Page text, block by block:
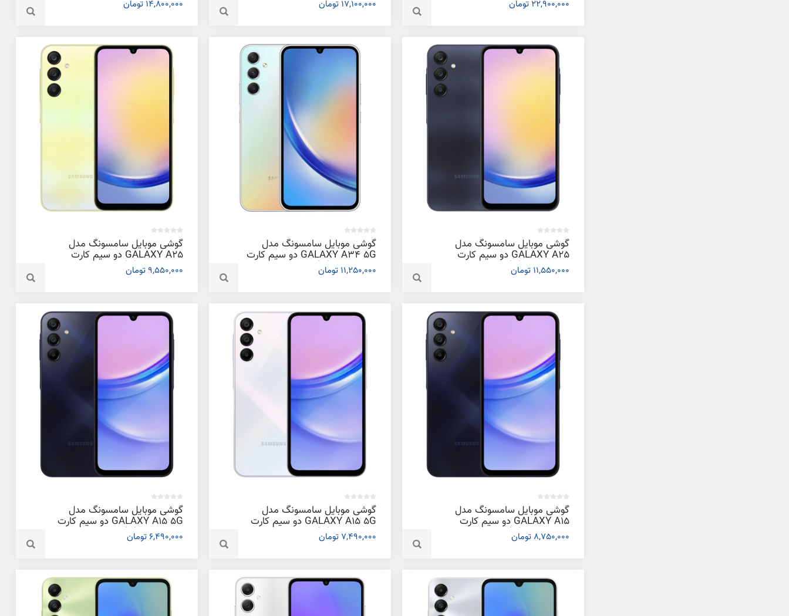
گیگابایت
22,900,000 تومان گیگابایت
17,100,000 تومان گیگابایت
14,800,000 تومان
گوشی موبایل سامسونگ مدل
GALAXY A25 دو سیم کارت
گیگابایت
11,550,000 تومان
گوشی موبایل سامسونگ مدل
GALAXY A34 5G دو سیم کارت
ظرفیت 128 گیگابایت و رم 8
گیگابایت
11,250,000 تومان
گوشی موبایل سامسونگ مدل
GALAXY A25 دو سیم کارت
گیگابایت
9,550,000 تومان
گوشی موبایل سامسونگ مدل
GALAXY A15 دو سیم کارت
گیگابایت
8,750,000 تومان
گوشی موبایل سامسونگ مدل
GALAXY A15 5G دو سیم کارت
گیگابایت
7,490,000 تومان
گوشی موبایل سامسونگ مدل
GALAXY A15 5G دو سیم کارت
گیگابایت
6,490,000 تومان